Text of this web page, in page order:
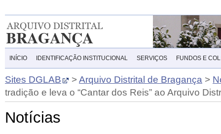
INÍCIO IDENTIFICAÇÃO INSTITUCIONAL SERVIÇOS FUNDOS E
Sites DGLAB >Arquivo Distrital de Bragança >
tradição e leva o “Cantar dos Reis” ao Arquivo
Notícias